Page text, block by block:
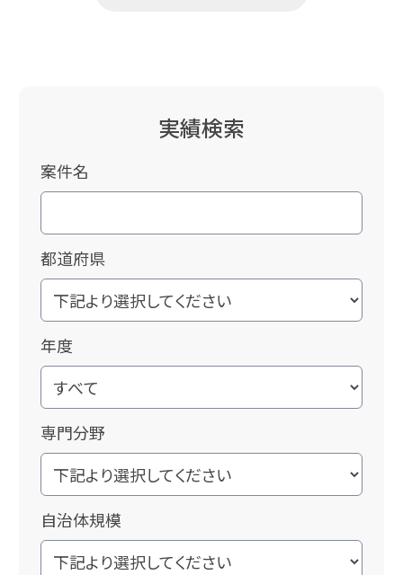
実績検索
案件名
都道府県
年度
専門分野
自治体規模